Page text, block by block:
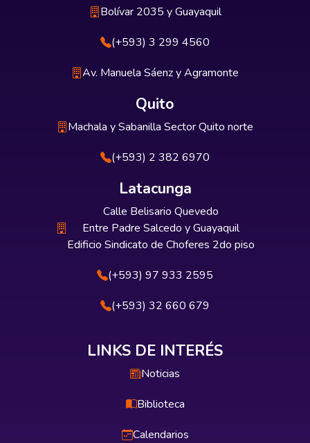
Bolívar 2035 y Guayaquil
(+593) 3 299 4560
Av. Manuela Sáenz y Agramonte
Quito
Machala y Sabanilla Sector Quito norte
(+593) 2 382 6970
Latacunga
Calle Belisario Quevedo
Entre Padre Salcedo y Guayaquil
Edificio Sindicato de Choferes 2do piso
(+593) 97 933 2595
(+593) 32 660 679
LINKS DE INTERÉS
Noticias
Biblioteca
Calendarios